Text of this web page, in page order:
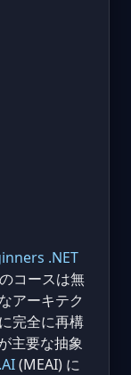
.NET
コースは無
アーキテク
完全に再構
主要な抽象
(MEAI) に